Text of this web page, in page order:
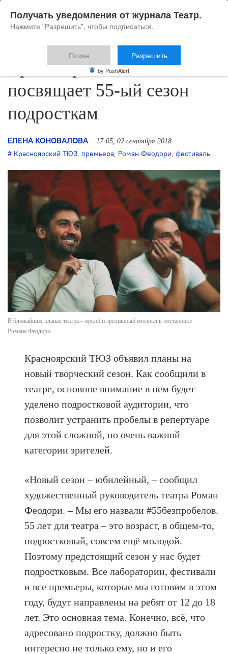
Красноярский ТЮЗ
посвящает 55-ый сезон
подросткам
ЕЛЕНА КОНОВАЛОВА 17:05, 02 сентября 2018
Красноярский ТЮЗ, премьера, Роман Феодори, фестиваль
В ближайших планах театра – яркий и зрелищный мюзикл в постановке
Романа Феодори.
Красноярский ТЮЗ объявил планы на
новый творческий сезон. Как сообщили в
театре, основное внимание в нем будет
уделено подростковой аудитории, что
позволит устранить пробелы в репертуаре
для этой сложной, но очень важной
категории зрителей.
«Новый сезон – юбилейный, – сообщил
художественный руководитель театра Роман
Феодори. – Мы его назвали #55безпробелов.
55 лет для театра – это возраст, в общем-то,
подростковый, совсем ещё молодой.
Поэтому предстоящий сезон у нас будет
подростковым. Все лаборатории, фестивали
и все премьеры, которые мы готовим в этом
году, будут направлены на ребят от 12 до 18
лет. Это основная тема. Конечно, всё, что
адресовано подростку, должно быть
интересно не только ему, но и его
Получать уведомления от журнала Театр.
Нажмите "Разрешить", чтобы подписаться.
Позже Разрешить
by PushAlert